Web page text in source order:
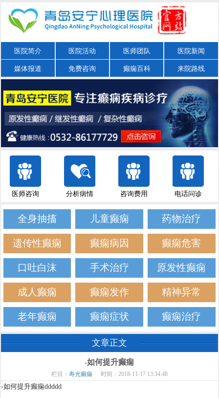
医院简介 医院活动 医师团队 医院新闻
媒体报道 免费咨询 癫痫百科 来院路线
医师咨询 分析病情 咨询费用 电话问诊
全身抽搐 儿童癫痫 药物治疗
遗传性癫痫 癫痫病因 癫痫危害
口吐白沫 手术治疗 原发性癫痫
成人癫痫 癫痫发作 精神异常
老年癫痫 癫痫症状 癫痫治疗
文章正文
-如何提升癫痫
栏目： 寿光癫痫 时间：2018-11-17 13:34:48
-如何提升癫痫ddddd